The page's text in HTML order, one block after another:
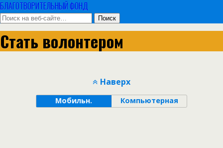
БЛАГОТВОРИТЕЛЬНЫЙ ФОНД
Стать волонтером
Наверх
Мобильн. Компьютерная